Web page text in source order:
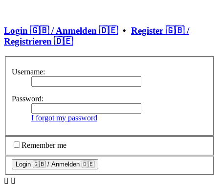
Login 🇬🇧 / Anmelden 🇩🇪• Register 🇬🇧 /
Registrieren 🇩🇪
Username:
Password:
I forgot my password
Remember me